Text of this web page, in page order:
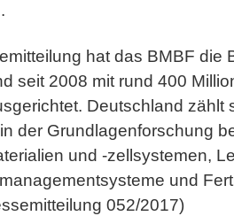
hat das BMBF die
seit 2008 mit rund 400
Deutschland zählt
der Grundlagenforschung
und -zellsystemen,
und
052/2017)